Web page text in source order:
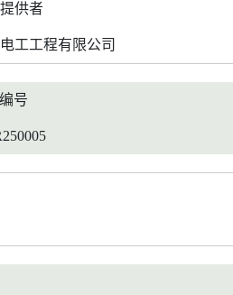
供者
工工程有限公司
号